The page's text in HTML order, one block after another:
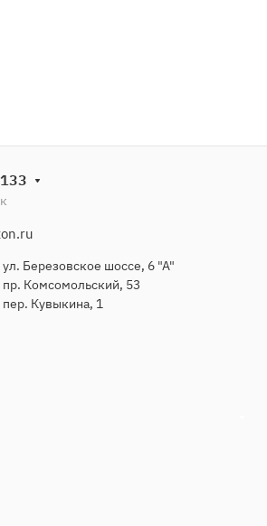
Березовское шоссе, 6 "А"
Комсомольский, 53
Кувыкина, 1